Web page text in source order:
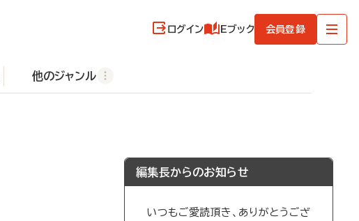
ログイン Eブック 会員登録
他のジャンル
編集長からのお知らせ
いつもご愛読頂き、ありがとうござ